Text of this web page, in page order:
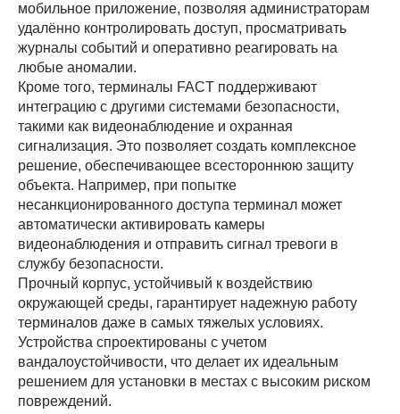
мобильное приложение, позволяя администраторам
удалённо контролировать доступ, просматривать
журналы событий и оперативно реагировать на
любые аномалии.
Кроме того, терминалы FACT поддерживают
интеграцию с другими системами безопасности,
такими как видеонаблюдение и охранная
сигнализация. Это позволяет создать комплексное
решение, обеспечивающее всестороннюю защиту
объекта. Например, при попытке
несанкционированного доступа терминал может
автоматически активировать камеры
видеонаблюдения и отправить сигнал тревоги в
службу безопасности.
Прочный корпус, устойчивый к воздействию
окружающей среды, гарантирует надежную работу
терминалов даже в самых тяжелых условиях.
Устройства спроектированы с учетом
вандалоустойчивости, что делает их идеальным
решением для установки в местах с высоким риском
повреждений.